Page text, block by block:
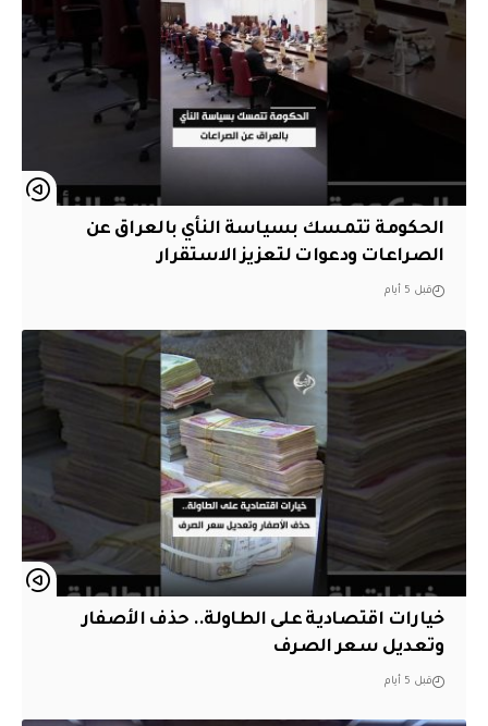
الحكومة تتمسك بسياسة النأي بالعراق عن
الصراعات ودعوات لتعزيز الاستقرار
قبل 5 أيام
خيارات اقتصادية على الطاولة.. حذف الأصفار
وتعديل سعر الصرف
قبل 5 أيام